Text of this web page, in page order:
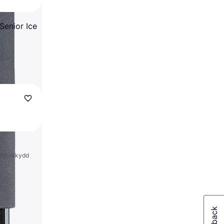
Ice